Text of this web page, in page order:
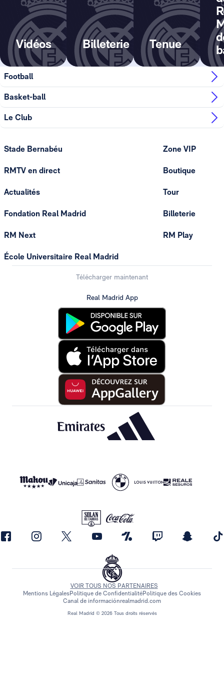
Vidéos Billeterie Tenue
Football
Basket-ball
Le Club
Stade Bernabéu
RMTV en direct
Actualités
Fondation Real Madrid
RM Next
École Universitaire Real Madrid
Zone VIP
Boutique
Tour
Billeterie
RM Play
Télécharger maintenant
Real Madrid App
Real Madrid © 2026 Tous droits réservés
VOIR TOUS NOS PARTENAIRES
Mentions LégalesPolitique de ConfidentialitéPolitique des Cookies
Canal de informaciónrealmadrid.com